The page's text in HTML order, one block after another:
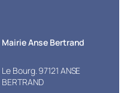
Mairie Anse Bertrand
Le Bourg. 97121 ANSE
BERTRAND